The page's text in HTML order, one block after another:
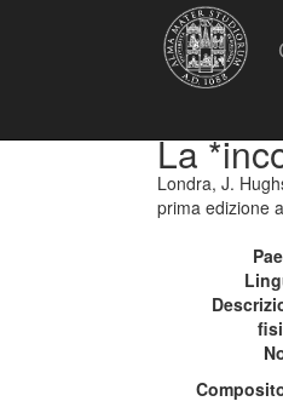
La
Londra, J.
prima edizione